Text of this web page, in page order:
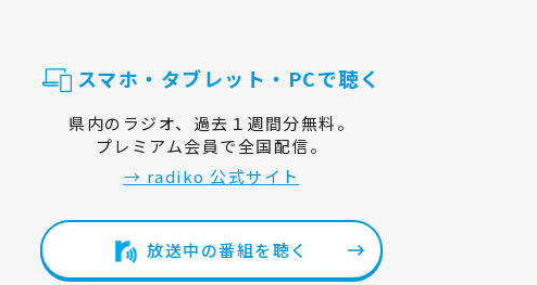
スマホ・タブレット・PCで聴く
県内のラジオ、過去１週間分無料。
プレミアム会員で全国配信。
→ radiko 公式サイト
放送中の番組を聴く